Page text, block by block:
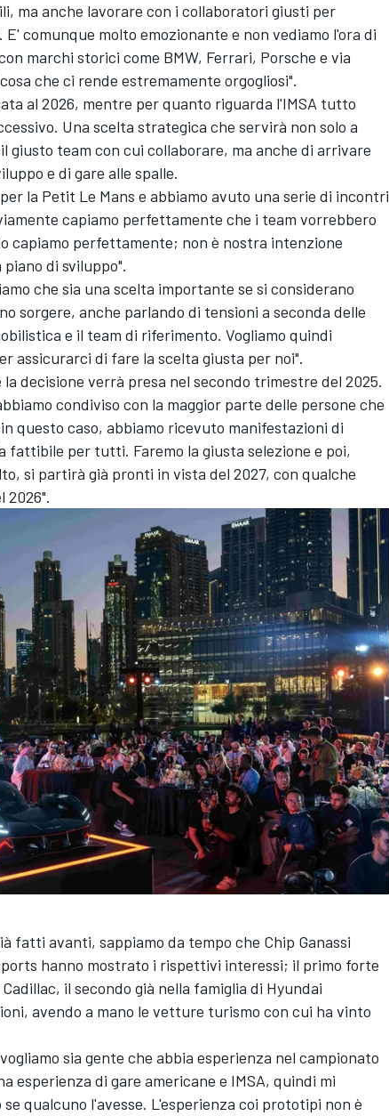
ma anche lavorare con i collaboratori giusti per
comunque molto emozionante e non vediamo l'ora di
marchi storici come BMW, Ferrari, Porsche e via
che ci rende estremamente orgogliosi".
al 2026, mentre per quanto riguarda l'IMSA tutto
Una scelta strategica che servirà non solo a
giusto team con cui collaborare, ma anche di arrivare
e di gare alle spalle.
la Petit Le Mans e abbiamo avuto una serie di incontri
capiamo perfettamente che i team vorrebbero
capiamo perfettamente; non è nostra intenzione
di sviluppo".
che sia una scelta importante se si considerano
sorgere, anche parlando di tensioni a seconda delle
e il team di riferimento. Vogliamo quindi
assicurarci di fare la scelta giusta per noi".
decisione verrà presa nel secondo trimestre del 2025.
condiviso con la maggior parte delle persone che
questo caso, abbiamo ricevuto manifestazioni di
fattibile per tutti. Faremo la giusta selezione e poi,
si partirà già pronti in vista del 2027, con qualche
2026".
fatti avanti, sappiamo da tempo che Chip Ganassi
hanno mostrato i rispettivi interessi; il primo forte
il secondo già nella famiglia di Hyundai
avendo a mano le vetture turismo con cui ha vinto
sia gente che abbia esperienza nel campionato
esperienza di gare americane e IMSA, quindi mi
qualcuno l'avesse. L'esperienza coi prototipi non è